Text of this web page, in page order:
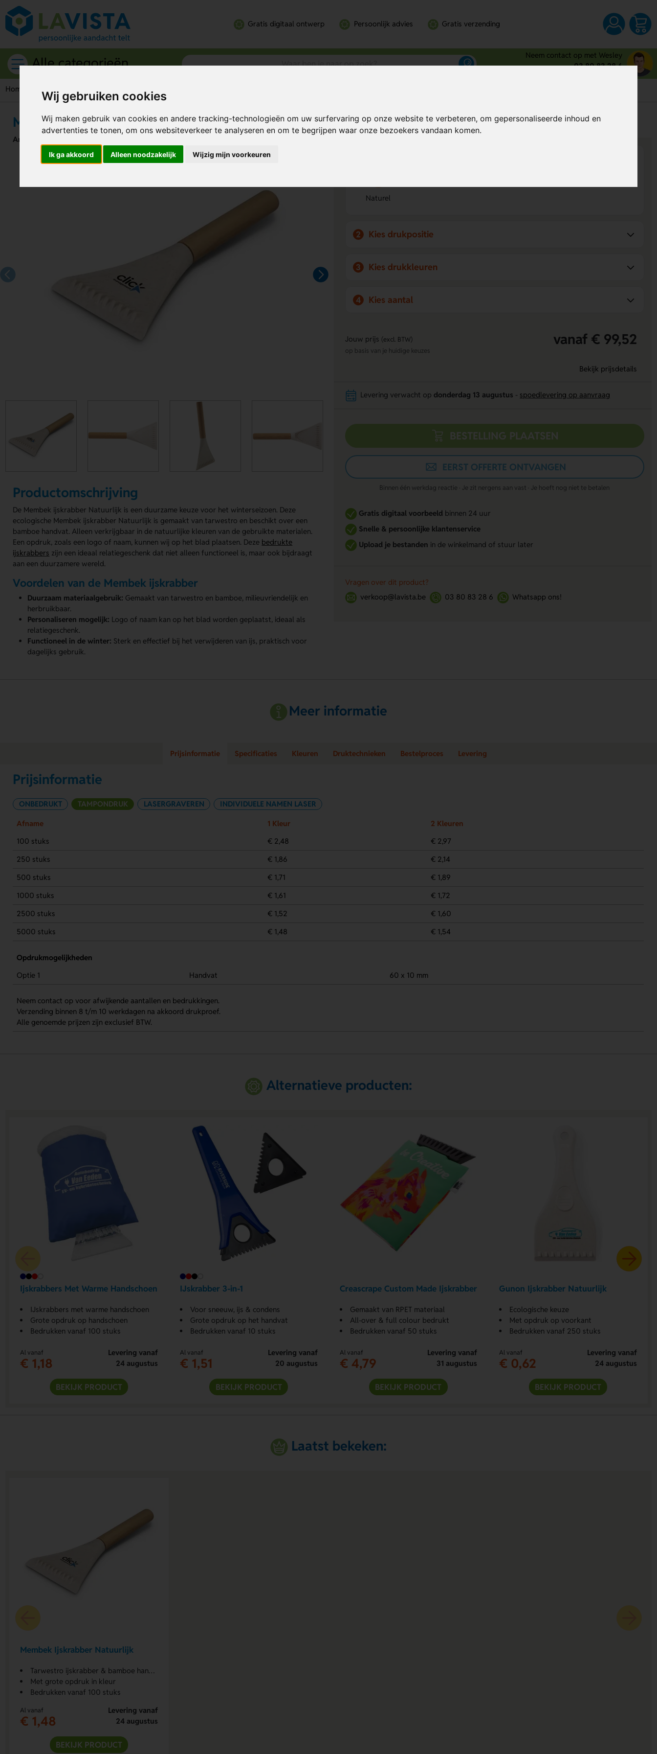
Wij gebruiken cookies
Wij maken gebruik van cookies en andere tracking-technologieën om uw surfervaring op onze website te verbeteren, om gepersonaliseerde inhoud en
advertenties te tonen, om ons websiteverkeer te analyseren en om te begrijpen waar onze bezoekers vandaan komen.
Ik ga akkoord Alleen noodzakelijk Wijzig mijn voorkeuren
Gratis digitaal ontwerp Persoonlijk advies Gratis verzending
Alle categorieën
Neem contact op met Wesley
03 80 83 28 6
Home Auto accessoires Membek Ijskrabber Natuurlijk
Membek Ijskrabber Natuurlijk
Artikelnummer:
Productomschrijving
De Membek ijskrabber Natuurlijk is een duurzame keuze voor het winterseizoen. Deze
ecologische Membek ijskrabber Natuurlijk is gemaakt van tarwestro en beschikt over een
bamboe handvat. Alleen verkrijgbaar in de natuurlijke kleuren van de gebruikte materialen.
Een opdruk, zoals een logo of naam, kunnen wij op het blad plaatsen. Deze bedrukte
ijskrabbers zijn een ideaal relatiegeschenk dat niet alleen functioneel is, maar ook bijdraagt
aan een duurzamere wereld.
Voordelen van de Membek ijskrabber
Duurzaam materiaalgebruik: Gemaakt van tarwestro en bamboe, milieuvriendelijk en
herbruikbaar.
Personaliseren mogelijk: Logo of naam kan op het blad worden geplaatst, ideaal als
relatiegeschenk.
Functioneel in de winter: Sterk en effectief bij het verwijderen van ijs, praktisch voor
dagelijks gebruik.
Bereken mijn prijs Al vanaf€ 1,48per stuk (excl. BTW)
Naturel
2 Kies drukpositie
3 Kies drukkleuren
4 Kies aantal
Jouw prijs (excl. BTW) vanaf € 99,52
op basis van je huidige keuzes
Bekijk prijsdetails
Levering verwacht op donderdag 13 augustus spoedlevering op aanvraag
BESTELLING PLAATSEN
EERST OFFERTE ONTVANGEN
Binnen één werkdag reactie · Je zit nergens aan vast · Je hoeft nog niet te betalen
Gratis digitaal voorbeeld binnen 24 uur
Snelle & persoonlijke klantenservice
Upload je bestanden in de winkelmand of stuur later
Vragen over dit product?
verkoop@lavista.be
03 80 83 28 6 Whatsapp ons!
Meer informatie
Prijsinformatie Specificaties Kleuren Druktechnieken Bestelproces Levering
Prijsinformatie
ONBEDRUKT TAMPONDRUK LASERGRAVEREN INDIVIDUELE NAMEN LASER
Afname 1 Kleur
2 Kleuren
100 stuks
€ 2,48
€ 2,97
250 stuks
€ 1,86
€ 2,14
500 stuks
€ 1,71
€ 1,89
1000 stuks
€ 1,61
€ 1,72
2500 stuks
€ 1,52
€ 1,60
5000 stuks
€ 1,48 € 1,54
Opdrukmogelijkheden
Optie 1
Handvat 60 x 10 mm
Neem contact op voor afwijkende aantallen en bedrukkingen.
Verzending binnen 8 t/m 10 werkdagen na akkoord drukproef.
Alle genoemde prijzen zijn exclusief BTW.
Alternatieve producten:
Ijskrabbers Met Warme Handschoen
IJskrabbers met warme handschoen
Grote opdruk op handschoen
Bedrukken vanaf 100 stuks
Al vanaf
€ 1,18
Levering vanaf
24 augustus
BEKIJK PRODUCT
IJskrabber 3-in-1
Voor sneeuw, ijs & condens
Grote opdruk op het handvat
Bedrukken vanaf 10 stuks
Al vanaf
€ 1,51
Levering vanaf
20 augustus
BEKIJK PRODUCT
Creascrape Custom Made Ijskrabber
Gemaakt van RPET materiaal
All-over & full colour bedrukt
Bedrukken vanaf 50 stuks
Al vanaf
€ 4,79
Levering vanaf
31 augustus
BEKIJK PRODUCT
Gunon Ijskrabber Natuurlijk
Ecologische keuze
Met opdruk op voorkant
Bedrukken vanaf 250 stuks
Al vanaf
€ 0,62
Levering vanaf
24 augustus
BEKIJK PRODUCT
Laatst bekeken:
Membek Ijskrabber Natuurlijk
Tarwestro ijskrabber & bamboe handvat
Met grote opdruk in kleur
Bedrukken vanaf 100 stuks
Al vanaf
€ 1,48
Levering vanaf
24 augustus
BEKIJK PRODUCT